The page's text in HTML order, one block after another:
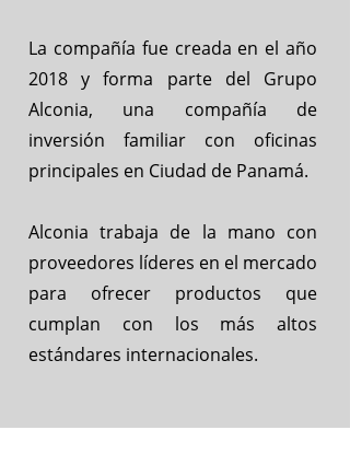
La compañía fue creada en el año
2018 y forma parte del Grupo
Alconia, una compañía de
inversión familiar con oficinas
principales en Ciudad de Panamá.
Alconia trabaja de la mano con
proveedores líderes en el mercado
para ofrecer productos que
cumplan con los más altos
estándares internacionales.